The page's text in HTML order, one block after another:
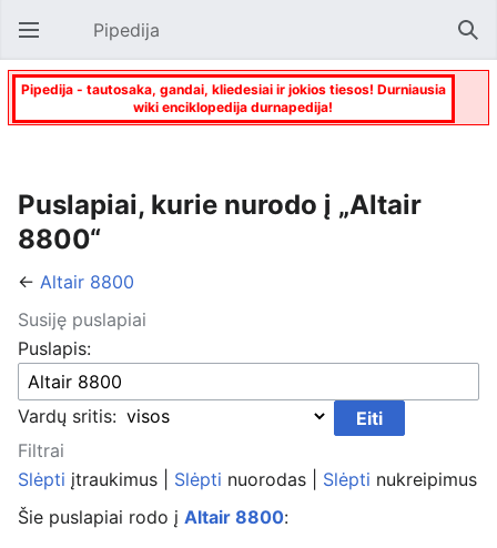
Atverti pagrindinį meniu Pipedija
Pipedija - tautosaka, gandai, kliedesiai ir jokios tiesos! Durniausia
wiki enciklopedija durnapedija!
Puslapiai, kurie nurodo į „Altair
8800“
← Altair 8800
Susiję puslapiai
Puslapis:
Vardų sritis:
Filtrai
Slėpti įtraukimus | Slėpti nuorodas | Slėpti nukreipimus
Šie puslapiai rodo į Altair 8800: